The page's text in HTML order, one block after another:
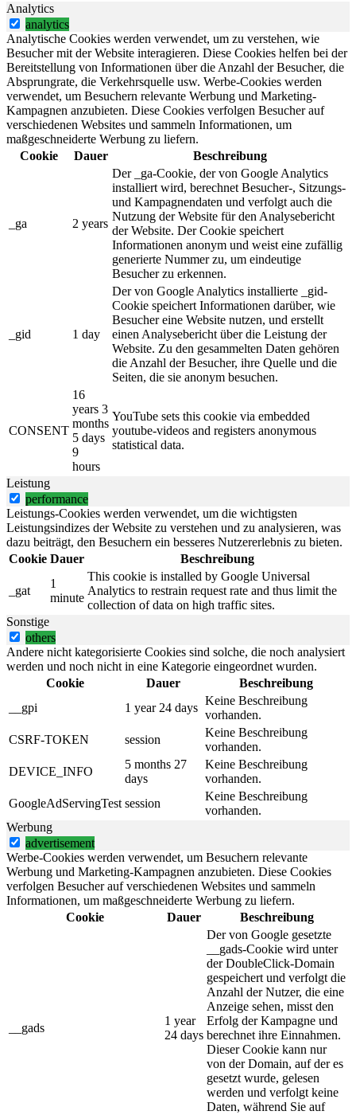
Analytics
analytics
Analytische Cookies werden verwendet, um zu verstehen, wie
Besucher mit der Website interagieren. Diese Cookies helfen bei der
Bereitstellung von Informationen über die Anzahl der Besucher, die
Absprungrate, die Verkehrsquelle usw. Werbe-Cookies werden
verwendet, um Besuchern relevante Werbung und Marketing-
Kampagnen anzubieten. Diese Cookies verfolgen Besucher auf
verschiedenen Websites und sammeln Informationen, um
maßgeschneiderte Werbung zu liefern.
Cookie
Dauer Beschreibung
_ga 2 years
Der _ga-Cookie, der von Google Analytics
installiert wird, berechnet Besucher-, Sitzungs-
und Kampagnendaten und verfolgt auch die
Nutzung der Website für den Analysebericht
der Website. Der Cookie speichert
Informationen anonym und weist eine zufällig
generierte Nummer zu, um eindeutige
Besucher zu erkennen.
_gid 1 day
Der von Google Analytics installierte _gid-
Cookie speichert Informationen darüber, wie
Besucher eine Website nutzen, und erstellt
einen Analysebericht über die Leistung der
Website. Zu den gesammelten Daten gehören
die Anzahl der Besucher, ihre Quelle und die
Seiten, die sie anonym besuchen.
CONSENT
16
years 3
months
5 days
9
hours
YouTube sets this cookie via embedded
youtube-videos and registers anonymous
statistical data.
Leistung
performance
Leistungs-Cookies werden verwendet, um die wichtigsten
Leistungsindizes der Website zu verstehen und zu analysieren, was
dazu beiträgt, den Besuchern ein besseres Nutzererlebnis zu bieten.
Cookie Dauer Beschreibung
_gat
1
minute
This cookie is installed by Google Universal
Analytics to restrain request rate and thus limit the
collection of data on high traffic sites.
Sonstige
others
Andere nicht kategorisierte Cookies sind solche, die noch analysiert
werden und noch nicht in eine Kategorie eingeordnet wurden.
Cookie
Dauer
Beschreibung
__gpi
1 year 24 days
Keine Beschreibung
vorhanden.
CSRF-TOKEN
session
Keine Beschreibung
vorhanden.
DEVICE_INFO
5 months 27
days
Keine Beschreibung
vorhanden.
GoogleAdServingTest session
Keine Beschreibung
vorhanden.
Werbung
advertisement
Werbe-Cookies werden verwendet, um Besuchern relevante
Werbung und Marketing-Kampagnen anzubieten. Diese Cookies
verfolgen Besucher auf verschiedenen Websites und sammeln
Informationen, um maßgeschneiderte Werbung zu liefern.
Cookie
Dauer Beschreibung
__gads
1 year
24 days
Der von Google gesetzte
__gads-Cookie wird unter
der DoubleClick-Domain
gespeichert und verfolgt die
Anzahl der Nutzer, die eine
Anzeige sehen, misst den
Erfolg der Kampagne und
berechnet ihre Einnahmen.
Dieser Cookie kann nur
von der Domain, auf der es
gesetzt wurde, gelesen
werden und verfolgt keine
Daten, während Sie auf